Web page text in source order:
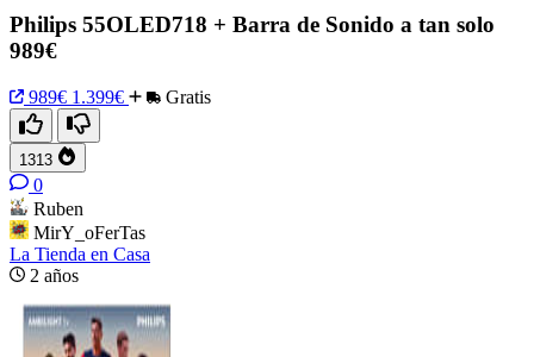
Philips 55OLED718 + Barra de Sonido a tan solo
989€
989€ 1.399€ Gratis
1313
0
Ruben
MirY_oFerTas
La Tienda en Casa
2 años